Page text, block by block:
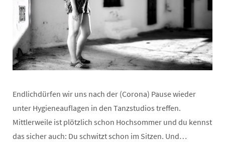
Endlichdürfen wir uns nach der (Corona) Pause wieder
unter Hygieneauflagen in den Tanzstudios treffen.
Mittlerweile ist plötzlich schon Hochsommer und du kennst
das sicher auch: Du schwitzt schon im Sitzen. Und…